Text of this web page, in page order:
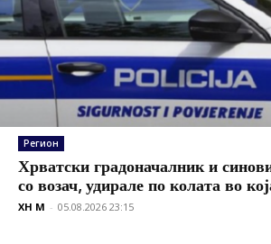
Регион
Хрватски градоначалник и
со возач, удирале по колата во
XH M - 05.08.2026 23:15